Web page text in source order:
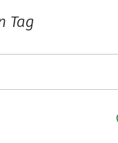
Tag